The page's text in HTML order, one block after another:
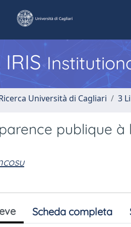
IRIS
Università di Cagliari 3
publique
Scheda completa